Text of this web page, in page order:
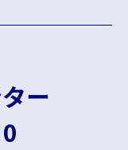
ー